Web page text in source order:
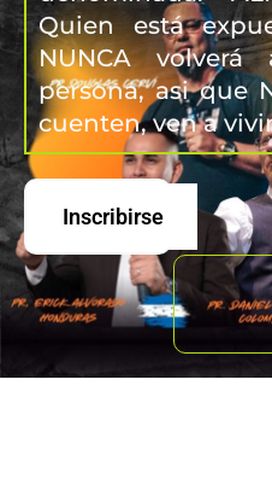
Quien está
NUNCA
persona, asi que
cuenten, ven a
Inscribirse